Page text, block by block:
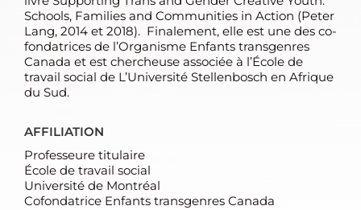
Schools, Families and Communities in Action (Peter
Lang, 2014 et 2018). Finalement, elle est une des co-
fondatrices de l’Organisme Enfants transgenres
Canada et est chercheuse associée à l’École de
travail social de L’Université Stellenbosch en Afrique
du Sud.
AFFILIATION
Professeure titulaire
École de travail social
Université de Montréal
Cofondatrice Enfants transgenres Canada